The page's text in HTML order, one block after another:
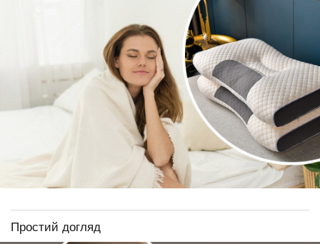
Простий догляд